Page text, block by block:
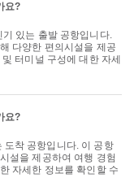
요?
있는 출발 공항입니다.
다양한 편의시설을 제공
터미널 구성에 대한 자세
요?
도착 공항입니다. 이 공항
설을 제공하여 여행 경험
자세한 정보를 확인할 수